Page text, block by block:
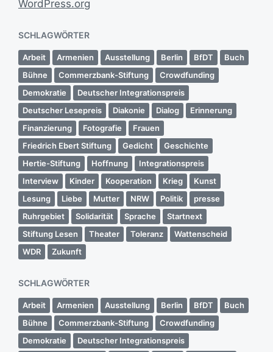
WordPress.org
SCHLAGWÖRTER
Arbeit Armenien Ausstellung Berlin BfDT
Buch
Bühne
Commerzbank-Stiftung
Crowdfunding
Demokratie
Deutscher Integrationspreis
Deutscher Lesepreis
Diakonie Dialog
Erinnerung
Finanzierung
Fotografie
Frauen
Friedrich Ebert Stiftung
Gedicht
Geschichte
Hertie-Stiftung
Hoffnung
Integrationspreis
Interview
Kinder Kooperation Krieg
Kunst
Lesung
Liebe Mutter NRW Politik
presse
Ruhrgebiet
Solidarität Sprache
Startnext
Stiftung Lesen
Theater Toleranz
Wattenscheid
WDR
Zukunft
SCHLAGWÖRTER
Arbeit Armenien Ausstellung Berlin BfDT
Buch
Bühne
Commerzbank-Stiftung
Crowdfunding
Demokratie
Deutscher Integrationspreis